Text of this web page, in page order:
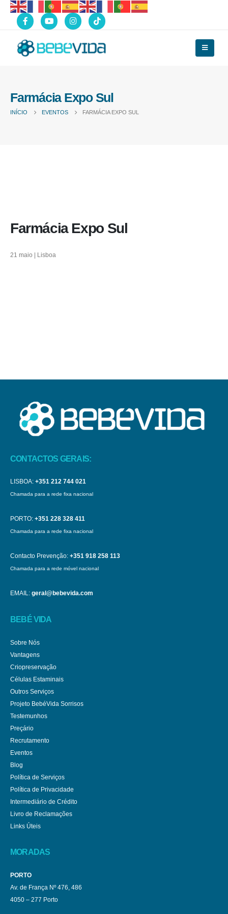
Farmácia Expo Sul
INÍCIO EVENTOS FARMÁCIA EXPO SUL
Farmácia Expo Sul
21 maio | Lisboa
CONTACTOS GERAIS:
LISBOA: +351 212 744 021
Chamada para a rede fixa nacional
PORTO: +351 228 328 411
Chamada para a rede fixa nacional
Contacto Prevenção: +351 918 258 113
Chamada para a rede móvel nacional
EMAIL: geral@bebevida.com
BEBÉ VIDA
Sobre Nós
Vantagens
Criopreservação
Células Estaminais
Outros Serviços
Projeto BebéVida Sorrisos
Testemunhos
Preçário
Recrutamento
Eventos
Blog
Política de Serviços
Política de Privacidade
Intermediário de Crédito
Livro de Reclamações
Links Úteis
MORADAS
PORTO
Av. de França Nº 476, 486
4050 – 277 Porto